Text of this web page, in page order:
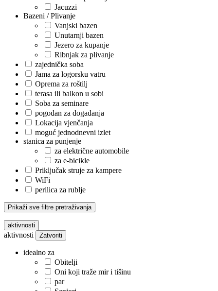
Jacuzzi
Bazeni / Plivanje
Vanjski bazen
Unutarnji bazen
Jezero za kupanje
Ribnjak za plivanje
zajednička soba
Jama za logorsku vatru
Oprema za roštilj
terasa ili balkon u sobi
Soba za seminare
pogodan za događanja
Lokacija vjenčanja
moguć jednodnevni izlet
stanica za punjenje
za električne automobile
za e-bicikle
Priključak struje za kampere
WiFi
perilica za rublje
Prikaži sve filtre pretraživanja
aktivnosti
aktivnosti Zatvoriti
idealno za
Obitelji
Oni koji traže mir i tišinu
par